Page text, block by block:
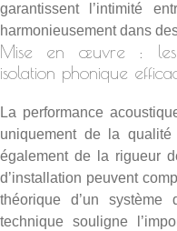
garantissent l’intimité
harmonieusement dans
Mise en œuvre : les
isolation phonique
La performance
uniquement de la
également de la rigueur
d’installation peuvent
théorique d’un système
technique souligne